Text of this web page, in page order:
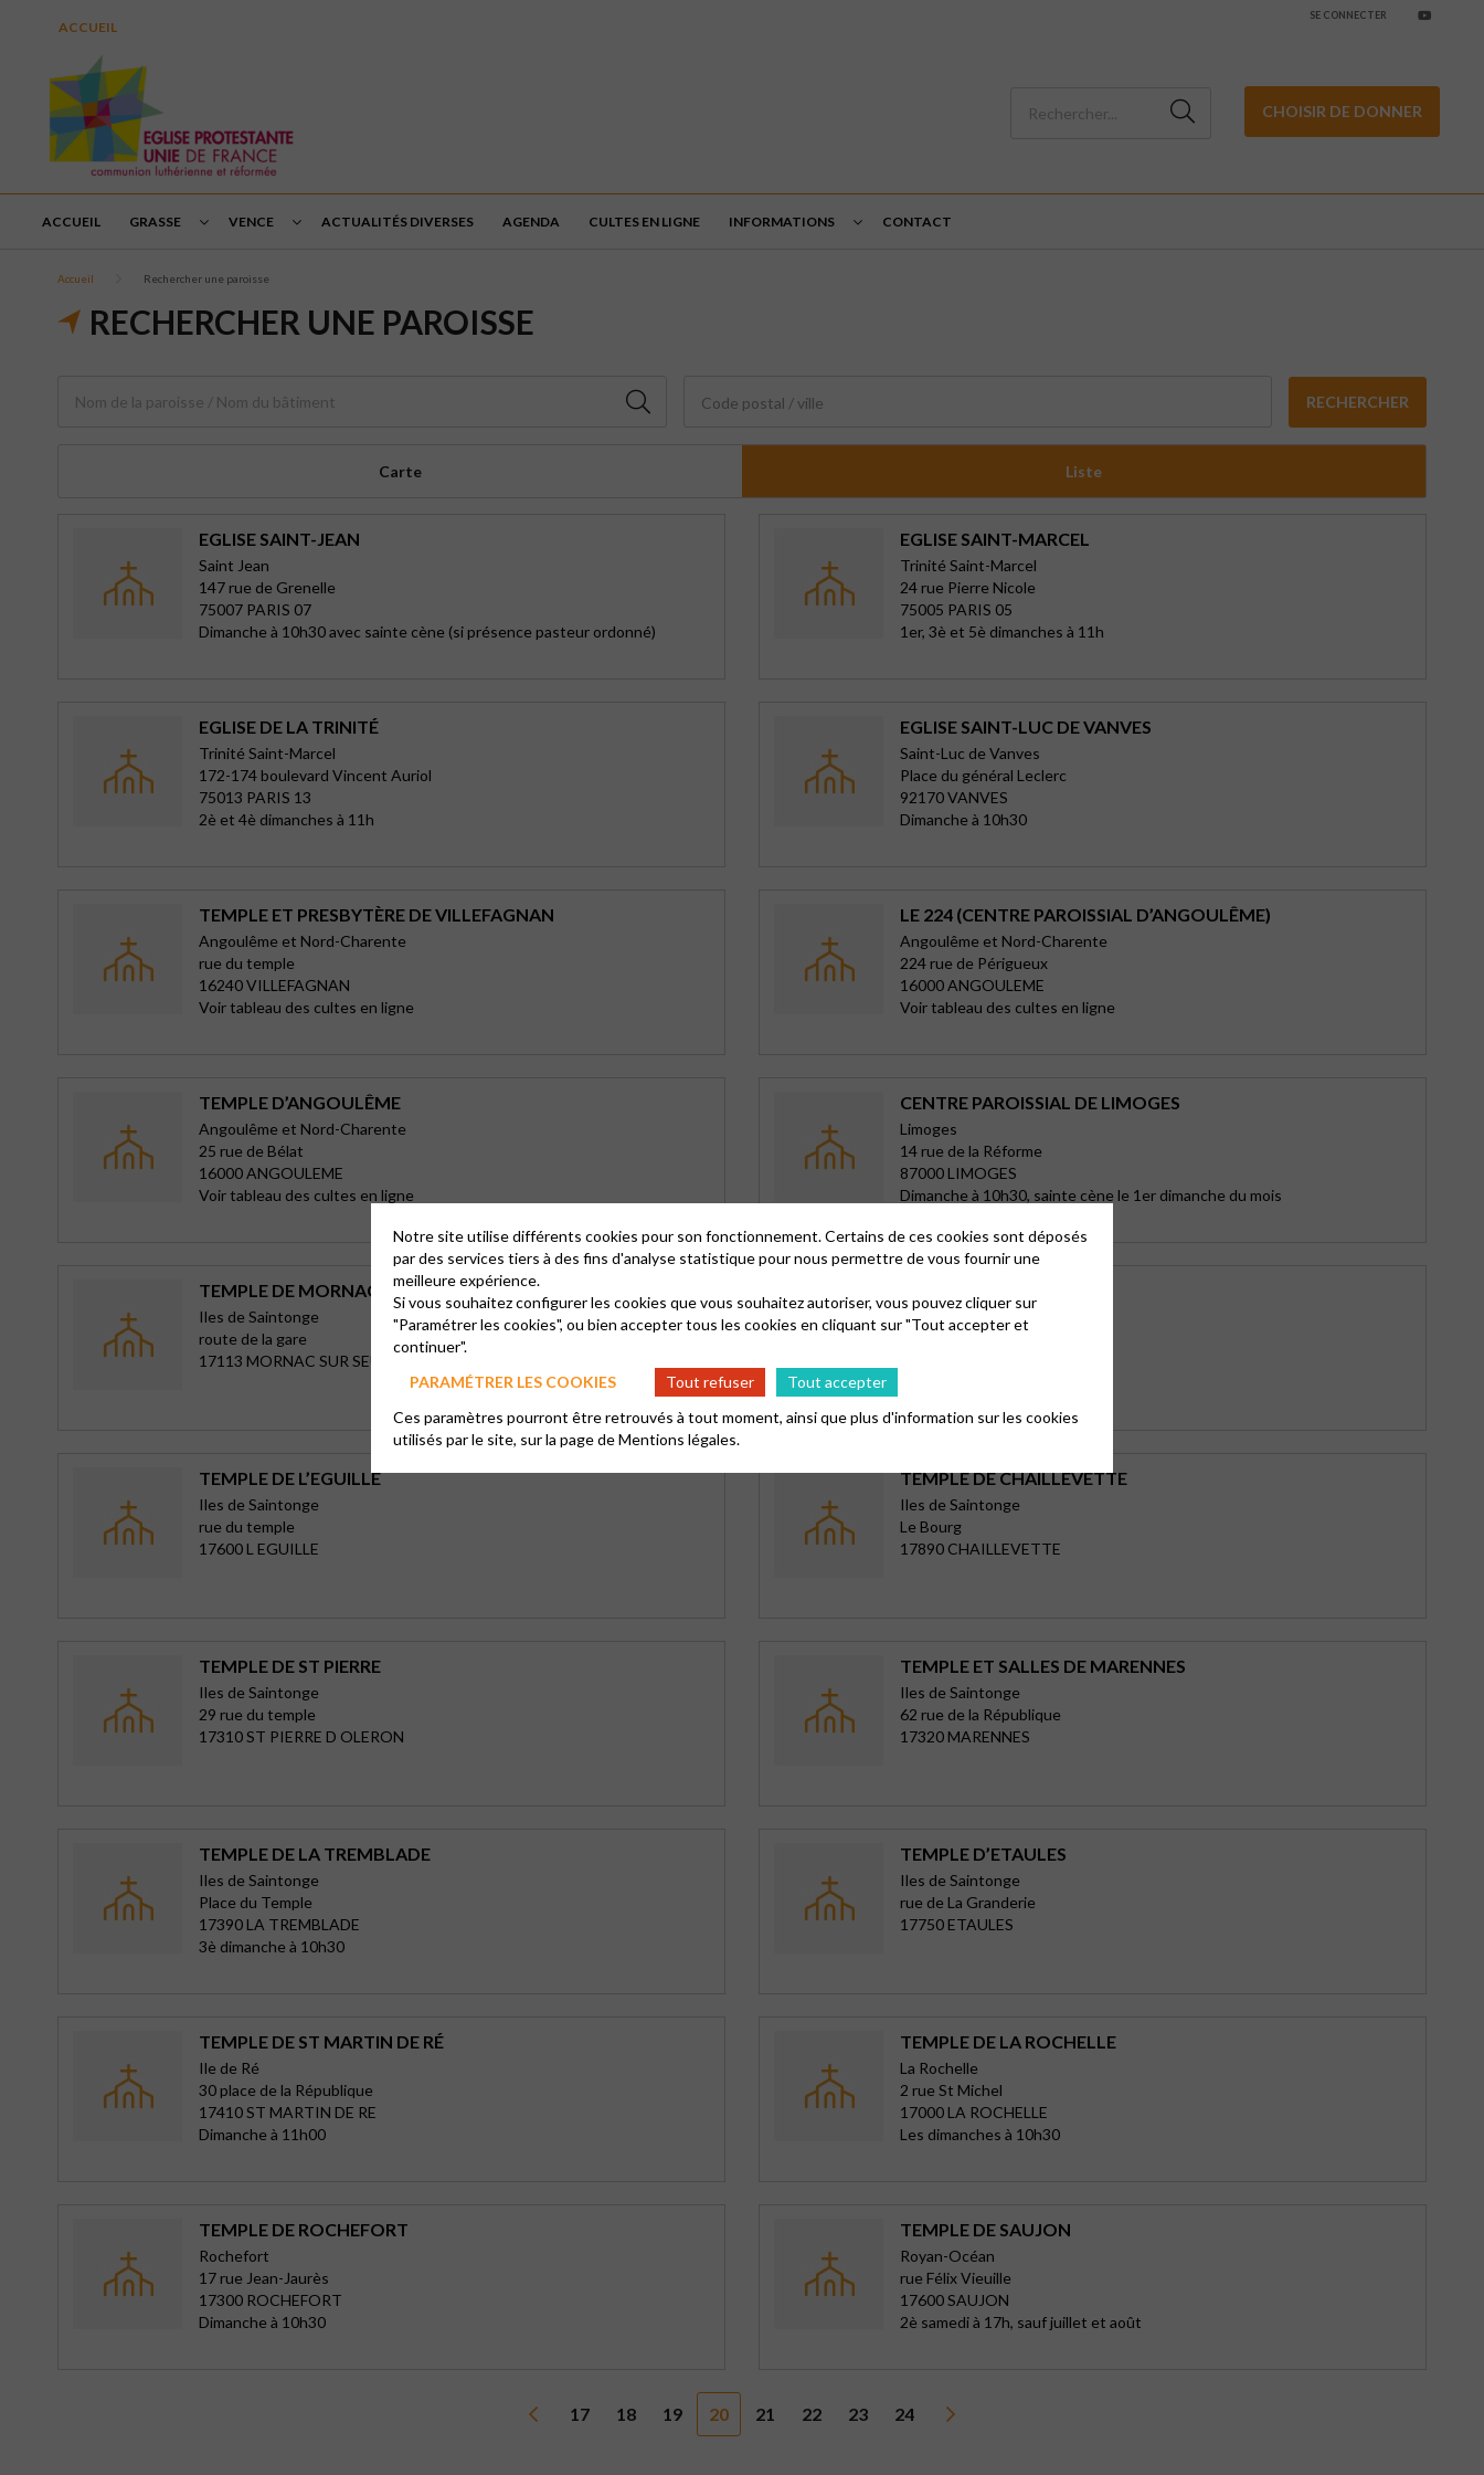
ACCUEIL
SE CONNECTER
CHOISIR DE DONNER
ACCUEIL GRASSE VENCE ACTUALITÉS DIVERSES AGENDA CULTES EN LIGNE INFORMATIONS CONTACT
Accueil Rechercher une paroisse
RECHERCHER UNE PAROISSE
Code postal / ville RECHERCHER
Carte Liste
EGLISE SAINT-JEAN
Saint Jean
147 rue de Grenelle
75007 PARIS 07
Dimanche à 10h30 avec sainte cène (si présence pasteur ordonné)
EGLISE SAINT-MARCEL
Trinité Saint-Marcel
24 rue Pierre Nicole
75005 PARIS 05
1er, 3è et 5è dimanches à 11h
EGLISE DE LA TRINITÉ
Trinité Saint-Marcel
172-174 boulevard Vincent Auriol
75013 PARIS 13
2è et 4è dimanches à 11h
EGLISE SAINT-LUC DE VANVES
Saint-Luc de Vanves
Place du général Leclerc
92170 VANVES
Dimanche à 10h30
TEMPLE ET PRESBYTÈRE DE VILLEFAGNAN
Angoulême et Nord-Charente
rue du temple
16240 VILLEFAGNAN
Voir tableau des cultes en ligne
LE 224 (CENTRE PAROISSIAL D’ANGOULÊME)
Angoulême et Nord-Charente
224 rue de Périgueux
16000 ANGOULEME
Voir tableau des cultes en ligne
TEMPLE D’ANGOULÊME
Angoulême et Nord-Charente
25 rue de Bélat
16000 ANGOULEME
Voir tableau des cultes en ligne
CENTRE PAROISSIAL DE LIMOGES
Limoges
14 rue de la Réforme
87000 LIMOGES
Dimanche à 10h30, sainte cène le 1er dimanche du mois
TEMPLE DE MORNAC
Iles de Saintonge
route de la gare
17113 MORNAC SUR SEUDRE
Iles de Saintonge
19 rue des tilleuls
TEMPLE DE L’EGUILLE
Iles de Saintonge
rue du temple
17600 L EGUILLE
TEMPLE DE CHAILLEVETTE
Iles de Saintonge
Le Bourg
17890 CHAILLEVETTE
TEMPLE DE ST PIERRE
Iles de Saintonge
29 rue du temple
17310 ST PIERRE D OLERON
TEMPLE ET SALLES DE MARENNES
Iles de Saintonge
62 rue de la République
17320 MARENNES
TEMPLE DE LA TREMBLADE
Iles de Saintonge
Place du Temple
17390 LA TREMBLADE
3è dimanche à 10h30
TEMPLE D’ETAULES
Iles de Saintonge
rue de La Granderie
17750 ETAULES
TEMPLE DE ST MARTIN DE RÉ
Ile de Ré
30 place de la République
17410 ST MARTIN DE RE
Dimanche à 11h00
TEMPLE DE LA ROCHELLE
La Rochelle
2 rue St Michel
17000 LA ROCHELLE
Les dimanches à 10h30
TEMPLE DE ROCHEFORT
Rochefort
17 rue Jean-Jaurès
17300 ROCHEFORT
Dimanche à 10h30
TEMPLE DE SAUJON
Royan-Océan
rue Félix Vieuille
17600 SAUJON
2è samedi à 17h, sauf juillet et août
17 18 19 20 21 22 23 24
Notre site utilise différents cookies pour son fonctionnement. Certains de ces cookies sont déposés
par des services tiers à des fins d'analyse statistique pour nous permettre de vous fournir une
meilleure expérience.
Si vous souhaitez configurer les cookies que vous souhaitez autoriser, vous pouvez cliquer sur
"Paramétrer les cookies", ou bien accepter tous les cookies en cliquant sur "Tout accepter et
continuer".
PARAMÉTRER LES COOKIES
Tout refuser
Tout accepter
Ces paramètres pourront être retrouvés à tout moment, ainsi que plus d'information sur les cookies
utilisés par le site, sur la page deMentions légales.